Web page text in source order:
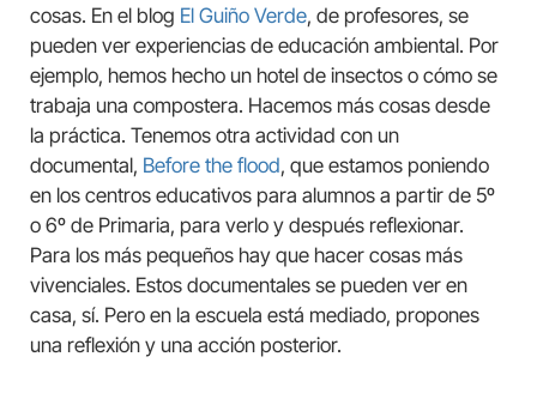
cosas. En el blog El Guiño Verde, de profesores, se
pueden ver experiencias de educación ambiental. Por
ejemplo, hemos hecho un hotel de insectos o cómo se
trabaja una compostera. Hacemos más cosas desde
la práctica. Tenemos otra actividad con un
documental, Before the flood, que estamos poniendo
en los centros educativos para alumnos a partir de 5º
o 6º de Primaria, para verlo y después reflexionar.
Para los más pequeños hay que hacer cosas más
vivenciales. Estos documentales se pueden ver en
casa, sí. Pero en la escuela está mediado, propones
una reflexión y una acción posterior.